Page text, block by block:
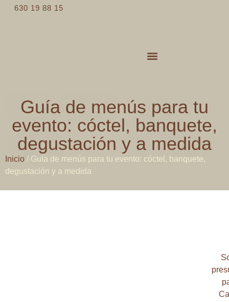
630 19 88 15
Guía de menús para tu
evento: cóctel, banquete,
degustación y a medida
Inicio / Guía de menús para tu evento: cóctel, banquete,
degustación y a medida